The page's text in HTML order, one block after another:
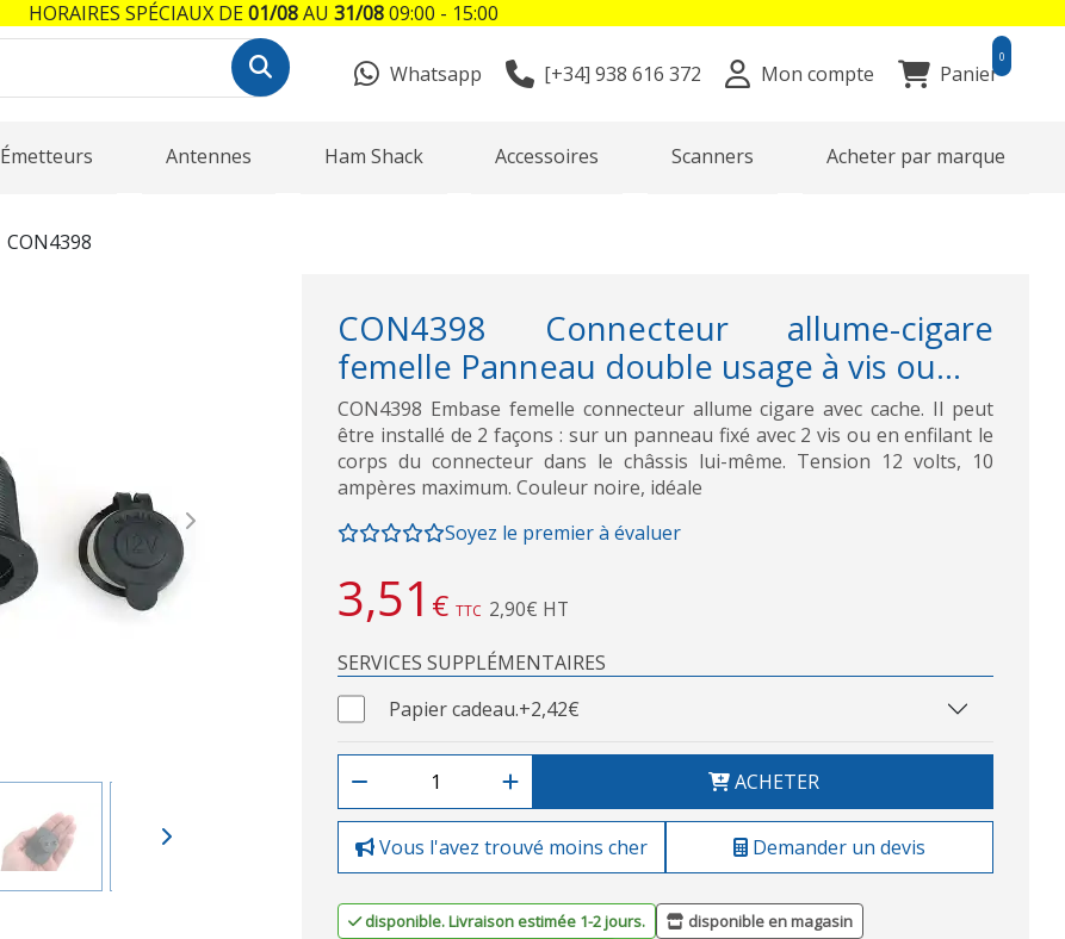
Whatsapp [+34] 938 616 372 Mon compte Panier
0
Émetteurs Antennes Ham Shack Accessoires Scanners Acheter par marque
CON4398
Next
CON4398 Connecteur allume-cigare
femelle Panneau double usage à vis ou...
CON4398 Embase femelle connecteur allume cigare avec cache. Il peut
être installé de 2 façons : sur un panneau fixé avec 2 vis ou en enfilant le
corps du connecteur dans le châssis lui-même. Tension 12 volts, 10
ampères maximum. Couleur noire, idéale
Soyez le premier à évaluer
3,51 € TTC 2,90€ HT
SERVICES SUPPLÉMENTAIRES
Papier cadeau.+2,42€
ACHETER
Vous l'avez trouvé moins cher Demander un devis
disponible. Livraison estimée 1-2 jours.
disponible en magasin
HORAIRES SPÉCIAUX DE01/08AU 31/0809:00 - 15:00